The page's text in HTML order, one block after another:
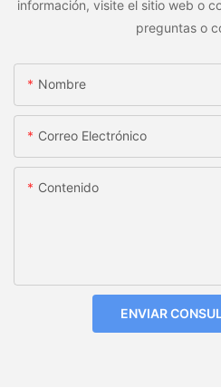
información, visite el sitio web o
preguntas o
Nombre
Correo Electrónico
Contenido
ENVIAR